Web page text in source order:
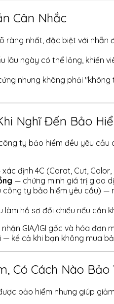
Cân Nhắc
ràng nhất, đặc biệt với
lâu ngày có thể lỏng, khiến
nhưng không phải
Nghĩ Đến Bảo
ty bảo hiểm đều yêu
định 4C (Carat, Cut,
— chứng minh giá trị giao
công ty bảo hiểm yêu cầu) —
làm hồ sơ đối chiếu nếu cần
GIA/IGI gốc và hóa đơn
kể cả khi bạn không mua
Có Cách Nào
bảo hiểm nhưng giúp